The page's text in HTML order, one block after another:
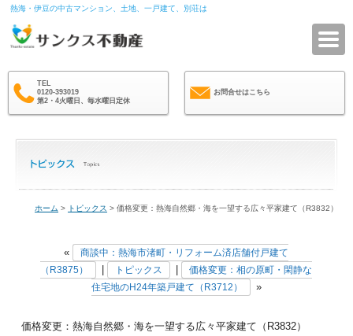
熱海・伊豆の中古マンション、土地、一戸建て、別荘は
TEL
0120-393019
第2・4火曜日、毎水曜日定休
お問合せはこちら
ホーム > トピックス > 価格変更：熱海自然郷・海を一望する広々平家建て（R3832）
«
商談中：熱海市渚町・リフォーム済店舗付戸建て
（R3875）
トピックス
価格変更：相の原町・閑静な
住宅地のH24年築戸建て（R3712）
»
価格変更：熱海自然郷・海を一望する広々平家建て（R3832）